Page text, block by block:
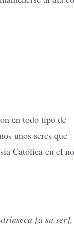
en todo tipo de
unos seres que
Católica en el
[a su ser],